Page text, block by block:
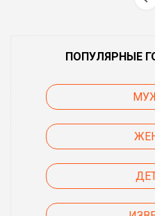
ПОПУЛЯРНЫЕ